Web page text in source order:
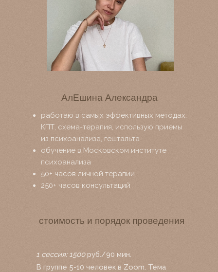
АлЕшина Александра
работаю в самых эффективных методах:
КПТ, схема-терапия, использую приемы
из психоанализа, гештальта
обучение в Московском институте
психоанализа
50+ часов личной терапии
250+ часов консультаций
1 сессия: 1500руб./90 мин.
стоимость и порядок проведения
В группе 5-10 человек в Zoom. Тема